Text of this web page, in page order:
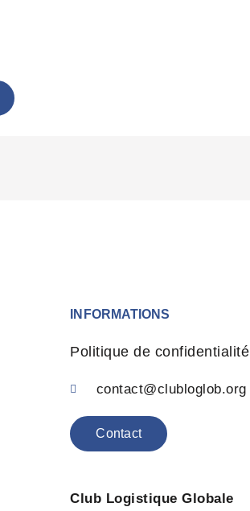
INFORMATIONS
Politique de confidentialité
contact@clubloglob.org
Contact
Club Logistique Globale